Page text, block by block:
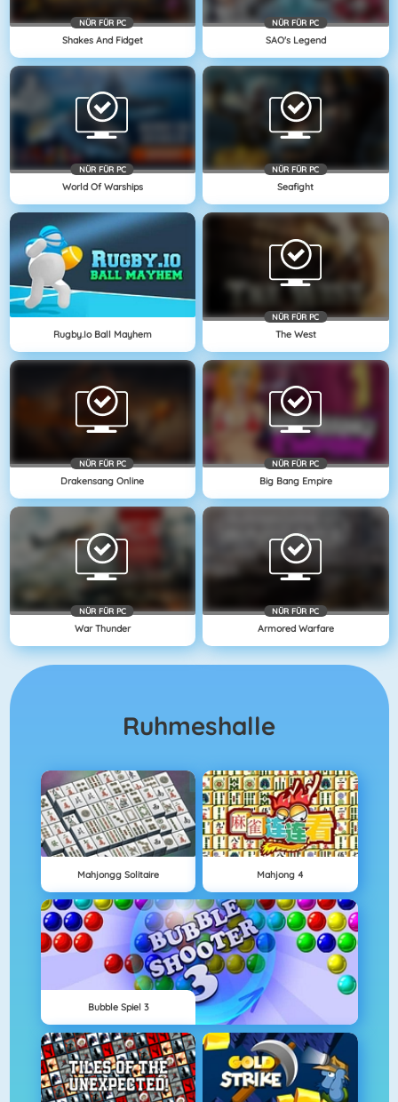
NÜR FÜR PC
Shakes And Fidget
NÜR FÜR PC
SAO's Legend
NÜR FÜR PC
World Of Warships
NÜR FÜR PC
Seafight
Rugby.io Ball Mayhem
NÜR FÜR PC
The West
NÜR FÜR PC
Drakensang Online
NÜR FÜR PC
Big Bang Empire
NÜR FÜR PC
War Thunder
NÜR FÜR PC
Armored Warfare
Ruhmeshalle
Mahjongg Solitaire Mahjong 4
Bubble Spiel 3